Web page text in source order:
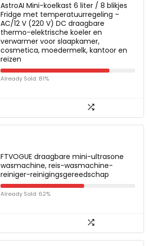
AstroAI Mini-koelkast 6 liter / 8 blikjes
Fridge met temperatuurregeling –
AC/12 V (220 V) DC draagbare
thermo-elektrische koeler en
verwarmer voor slaapkamer,
cosmetica, moedermelk, kantoor en
reizen
Already Sold: 81%
FTVOGUE draagbare mini-ultrasone
wasmachine, reis-wasmachine-
reiniger-reinigingsgereedschap
Already Sold: 62%